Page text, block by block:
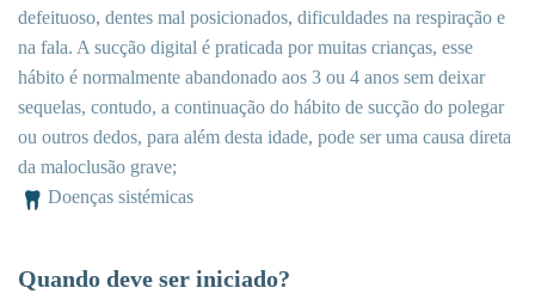
defeituoso, dentes mal posicionados, dificuldades na respiração e
na fala. A sucção digital é praticada por muitas crianças, esse
hábito é normalmente abandonado aos 3 ou 4 anos sem deixar
sequelas, contudo, a continuação do hábito de sucção do polegar
ou outros dedos, para além desta idade, pode ser uma causa direta
da maloclusão grave;
Doenças sistémicas
Quando deve ser iniciado?